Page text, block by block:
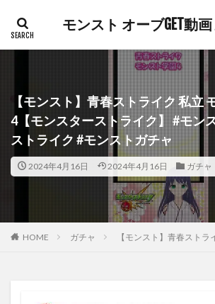
モンスト オーブGET動
【モンスト】青春ストライク 私立
4【モンスターストライク】 #モン
ストライク #モンストガチャ
2024年4月16日 2024年4月16日 ガチャ
HOME ガチャ 【モンスト】青春スト